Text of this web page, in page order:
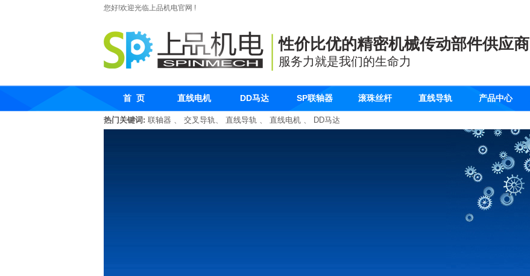
您好!欢迎光临上品机电官网 !
性价比优的精密机械传动部件供应商
服务力就是我们的生命力
首 页 直线电机 DD马达 SP联轴器 滚珠丝杆 直线导轨 产品中心
热门关键词: 联轴器 、 交叉导轨、 直线导轨 、 直线电机 、 DD马达